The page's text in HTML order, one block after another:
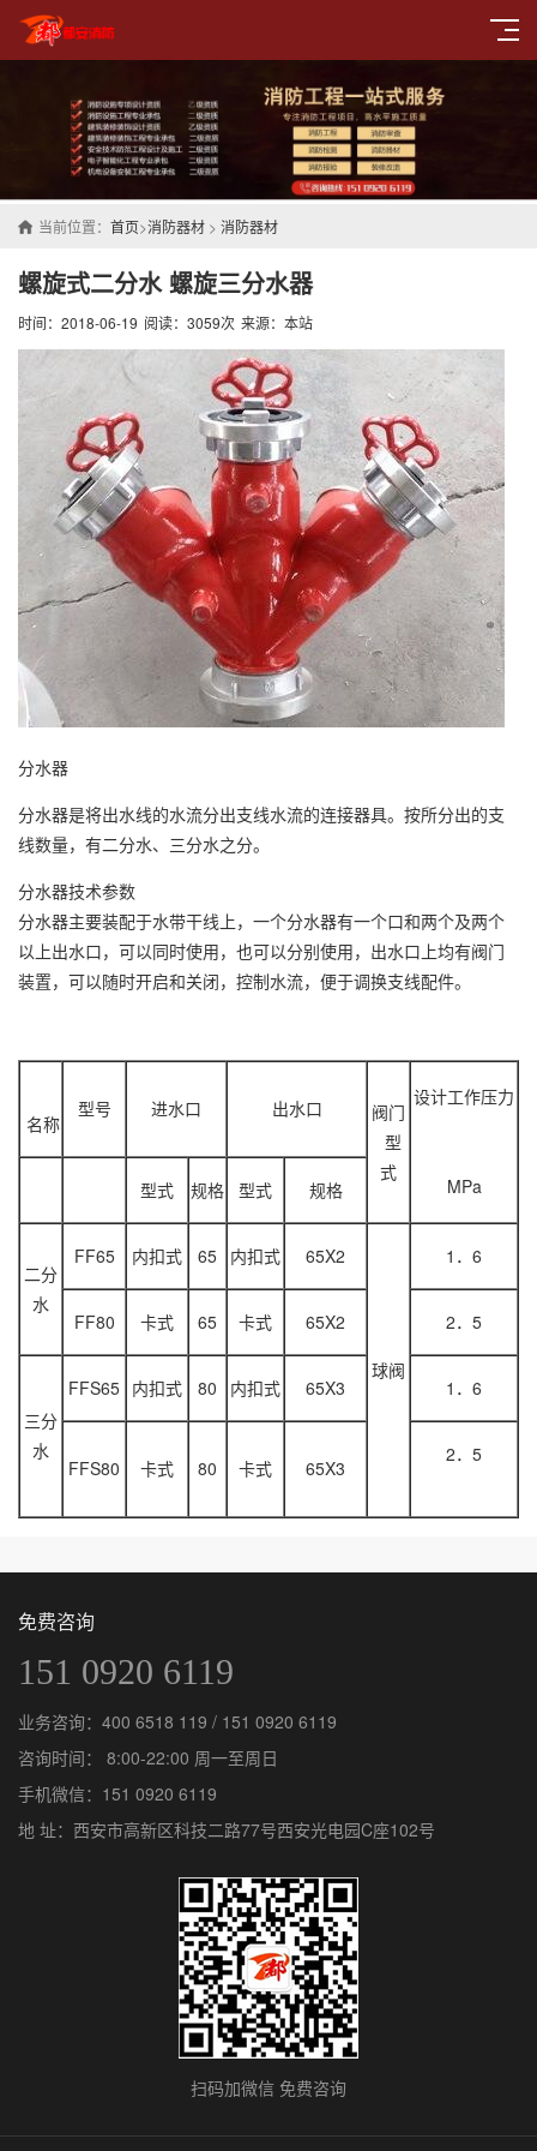
当前位置： 首页>消防器材 > 消防器材
螺旋式二分水 螺旋三分水器
时间：2018-06-19 阅读：3059次 来源：本站
分水器
分水器是将出水线的水流分出支线水流的连接器具。按所分出的支
线数量，有二分水、三分水之分。
分水器技术参数
分水器主要装配于水带干线上，一个分水器有一个口和两个及两个
以上出水口，可以同时使用，也可以分别使用，出水口上均有阀门
装置，可以随时开启和关闭，控制水流，便于调换支线配件。
名称
型号 进水口 出水口
阀门
型
式
设计工作压力
MPa
型式 规格 型式 规格
二分
水
FF65 内扣式 65 内扣式 65X2
球阀
1．6
FF80 卡式 65 卡式 65X2 2．5
三分
水
FFS65 内扣式 80 内扣式 65X3 1．6
FFS80 卡式 80 卡式 65X3
2．5
免费咨询
151 0920 6119
业务咨询： 400 6518 119 / 151 0920 6119
咨询时间： 8:00-22:00 周一至周日
手机微信： 151 0920 6119
地 址：西安市高新区科技二路77号西安光电园C座102号
扫码加微信 免费咨询